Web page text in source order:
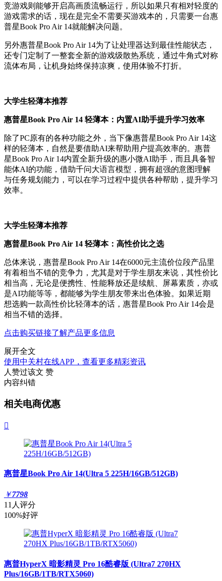
竞游戏则能够开启高画质流畅运行，所以如果只有相对轻度的
游戏需求的话，现在是完全不需要买游戏本的，只需要一台惠
普星Book Pro Air 14就能解决问题。
另外惠普星Book Pro Air 14为了让处理器达到最佳性能状态，
还专门定制了一整套全新的游戏级散热系统，通过牛角式对称
流体布局，让机身始终保持凉爽，使用体验不打折。
大学生轻薄本推荐
惠普星Book Pro Air 14 轻薄本：内置AI助手提升学习效率
除了PC原有的各种功能之外，当下像惠普星Book Pro Air 14这
样的轻薄本，自然是要借助AI来帮助用户提高效率的。惠普
星Book Pro Air 14内置全新升级的惠小微AI助手，而且具备智
能体AI的功能，借助千问大语言模型，拥有超强的意图理解
与任务规划能力，可以在学习过程中提供各种帮助，提升学习
效率。
大学生轻薄本推荐
惠普星Book Pro Air 14 轻薄本：高性价比之选
总体来说，惠普星Book Pro Air 14在6000元主流价位段产品里
有着相当不错的竞争力，尤其是对于学生朋友来说，其性价比
相当高，无论是便携性、性能释放还是续航、屏幕素质，亦或
是AI功能等等，都能够为学生朋友带来出色体验。如果近期
想选购一款高性价比轻薄本的话，惠普星Book Pro Air 14会是
相当不错的选择。
点击购买链接了解产品更多信息
展开全文
使用中关村在线APP，查看更多精彩资讯
人赞过该文 赞
内容纠错
相关电商优惠

惠普星Book Pro Air 14(Ultra 5 225H/16GB/512GB)
￥7798
11人评分
100%好评
惠普HyperX 暗影精灵 Pro 16酷睿版 (Ultra7 270HX
Plus/16GB/1TB/RTX5060)